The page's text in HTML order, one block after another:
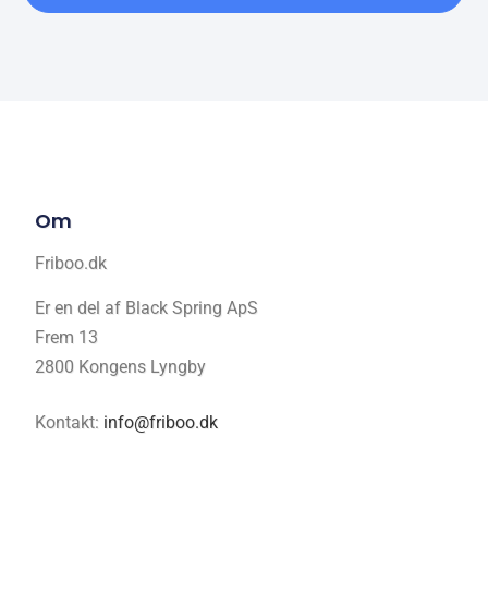
Om
Friboo.dk
Er en del af Black Spring ApS
Frem 13
2800 Kongens Lyngby
Kontakt: info@friboo.dk